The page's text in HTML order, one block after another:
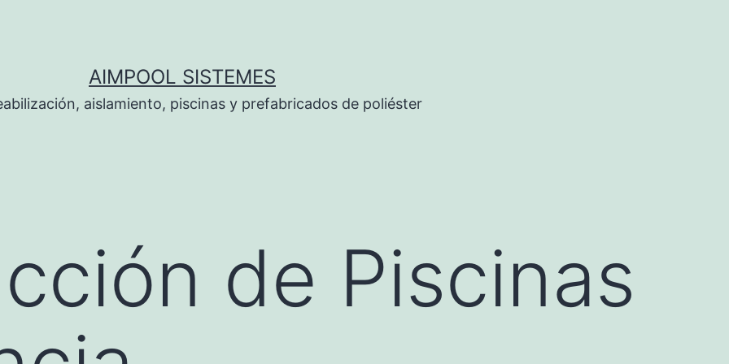
AIMPOOL SISTEMES
aislamiento, piscinas y prefabricados de poliéster
de Piscinas